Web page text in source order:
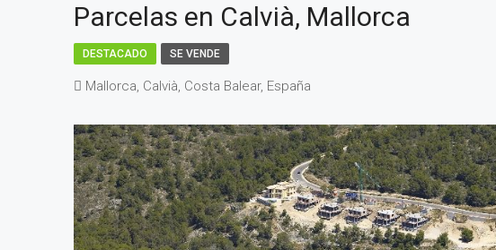
Parcelas en Calvià, Mallorca
DESTACADO SE VENDE
Mallorca, Calvià, Costa Balear, España